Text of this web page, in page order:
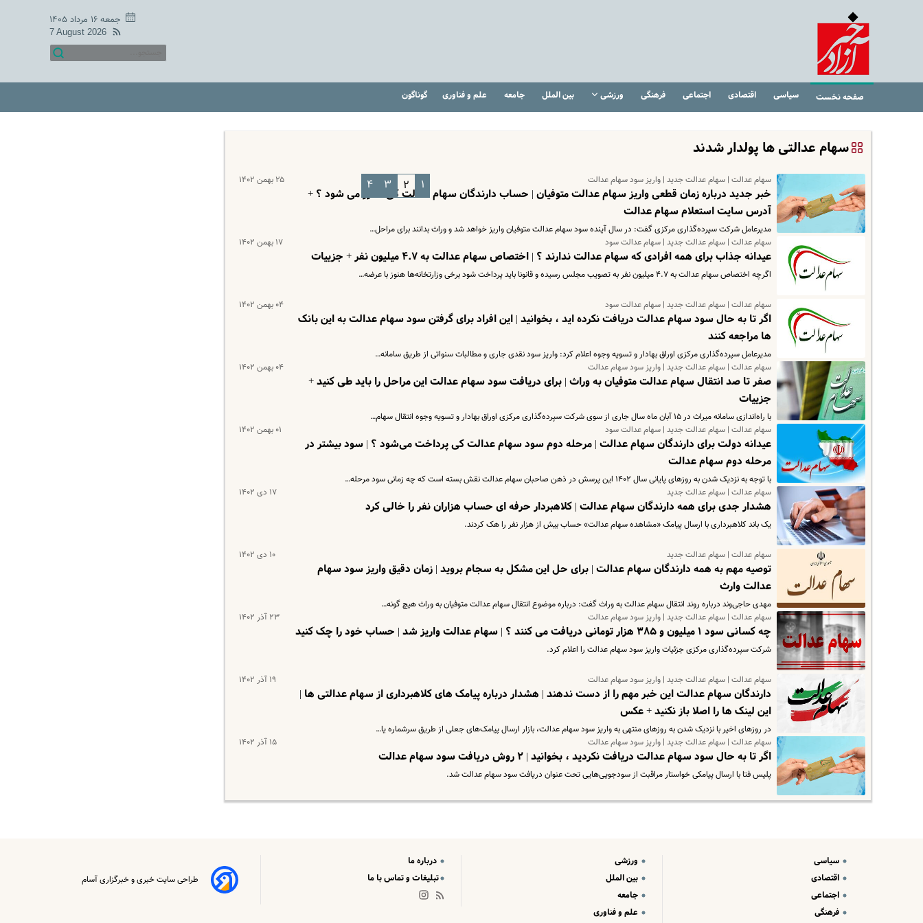
جمعه ۱۶ مرداد ۱۴۰۵
7 August 2026
صفحه نخست سیاسی اقتصادی اجتماعی فرهنگی ورزشی بین الملل جامعه علم و فناوری گوناگون
سهام عدالتی ها پولدار شدند
سهام عدالت | سهام عدالت جدید | واریز سود سهام عدالت ۲۵ بهمن ۱۴۰۲
خبر جدید درباره زمان قطعی واریز سهام عدالت متوفیان | حساب دارندگان سهام عدالت کی شارژ می شود ؟ +
آدرس سایت استعلام سهام عدالت
مدیرعامل شرکت سپرده‌گذاری مرکزی گفت: در سال آینده سود سهام عدالت متوفیان واریز خواهد شد و وراث بدانند برای مراحل…
سهام عدالت | سهام عدالت جدید | سهام عدالت سود
۱۷ بهمن ۱۴۰۲
عیدانه جذاب برای همه افرادی که سهام عدالت ندارند ؟ | اختصاص سهام عدالت به ۴.۷ میلیون نفر + جزییات
اگرچه اختصاص سهام عدالت به ۴.۷ میلیون نفر به تصویب مجلس رسیده و قانونا باید پرداخت شود برخی وزارتخانه‌ها هنوز با عرضه…
سهام عدالت | سهام عدالت جدید | سهام عدالت سود ۰۴ بهمن ۱۴۰۲
اگر تا به حال سود سهام عدالت دریافت نکرده اید ، بخوانید | این افراد برای گرفتن سود سهام عدالت به این بانک
ها مراجعه کنند
مدیرعامل سپرده‌گذاری مرکزی اوراق بهادار و تسویه وجوه اعلام کرد: واریز سود نقدی جاری و مطالبات سنواتی از طریق سامانه…
سهام عدالت | سهام عدالت جدید | واریز سود سهام عدالت
۰۴ بهمن ۱۴۰۲
صفر تا صد انتقال سهام عدالت متوفیان به وراث | برای دریافت سود سهام عدالت این مراحل را باید طی کنید +
جزییات
با راه‌اندازی سامانه میراث در ۱۵ آبان ماه سال جاری از سوی شرکت سپرده‌گذاری مرکزی اوراق بهادار و تسویه وجوه انتقال سهام…
سهام عدالت | سهام عدالت جدید | سهام عدالت سود
۰۱ بهمن ۱۴۰۲
عیدانه دولت برای دارندگان سهام عدالت | مرحله دوم سود سهام عدالت کی پرداخت می‌شود ؟ | سود بیشتر در
مرحله دوم سهام عدالت
با توجه به نزدیک شدن به روزهای پایانی سال ۱۴۰۲ این پرسش در ذهن صاحبان سهام عدالت نقش بسته است که چه زمانی سود مرحله…
سهام عدالت | سهام عدالت جدید
۱۷ دی ۱۴۰۲
هشدار جدی برای همه دارندگان سهام عدالت | کلاهبردار حرفه ای حساب هزاران نفر را خالی کرد
یک باند کلاهبرداری با ارسال پیامک «مشاهده سهام عدالت» حساب بیش از هزار نفر را هک کردند.
سهام عدالت | سهام عدالت جدید ۱۰ دی ۱۴۰۲
توصیه مهم به همه دارندگان سهام عدالت | برای حل این مشکل به سجام بروید | زمان دقیق واریز سود سهام
عدالت وارث
مهدی حاجی‌وند درباره روند انتقال سهام عدالت به وراث گفت: درباره موضوع انتقال سهام عدالت متوفیان به وراث هیچ گونه…
سهام عدالت | سهام عدالت جدید | واریز سود سهام عدالت
۲۳ آذر ۱۴۰۲
چه کسانی سود ۱ میلیون و ۳۸۵ هزار تومانی دریافت می کنند ؟ | سهام عدالت واریز شد | حساب خود را چک کنید
شرکت سپرده‌گذاری مرکزی جزئیات واریز سود سهام عدالت را اعلام کرد.
سهام عدالت | سهام عدالت جدید | واریز سود سهام عدالت ۱۹ آذر ۱۴۰۲
دارندگان سهام عدالت این خبر مهم را از دست ندهند | هشدار درباره پیامک های کلاهبرداری از سهام عدالتی ها |
این لینک ها را اصلا باز نکنید + عکس
در روزهای اخیر با نزدیک شدن به روزهای منتهی به واریز سود سهام عدالت، بازار ارسال پیامک‌های جعلی از طریق سرشماره یا…
سهام عدالت | سهام عدالت جدید | واریز سود سهام عدالت
۱۵ آذر ۱۴۰۲
اگر تا به حال سود سهام عدالت دریافت نکردید ، بخوانید | ۲ روش دریافت سود سهام عدالت
پلیس فتا با ارسال پیامکی خواستار مراقبت از سودجویی‌هایی تحت عنوان دریافت سود سهام عدالت شد.
۱ ۲ ۳ ۴
سیاسی
اقتصادی
اجتماعی
فرهنگی
ورزشی
بین الملل
جامعه
علم و فناوری
درباره ما
تبلیغات و تماس با ما
طراحی سایت خبری و خبرگزاری آسام